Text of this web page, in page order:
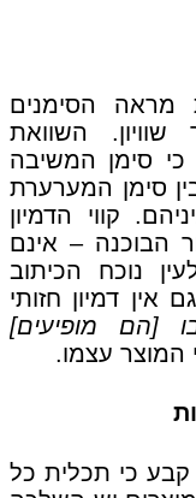
מראה הסימנים
השוואת
סימן המשיבה
סימן המערערת
קווי הדמיון
הבוכנה – אינם
נוכח הכיתוב
דמיון חזותי
[הם מופיעים]
המוצר עצמו.
כי תכלית כל